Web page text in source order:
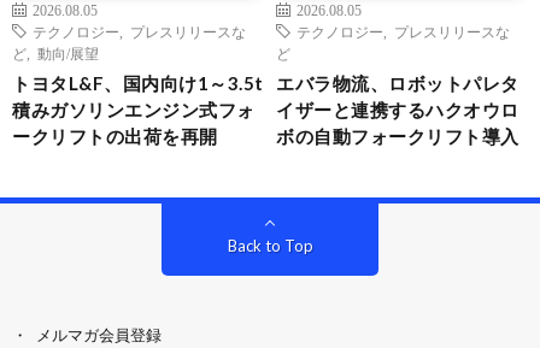
2026.08.05
テクノロジー
プレスリリースな
ど
動向/展望
トヨタL&F、国内向け1～3.5t
積みガソリンエンジン式フォ
ークリフトの出荷を再開
2026.08.05
テクノロジー
プレスリリースな
ど
エバラ物流、ロボットパレタ
イザーと連携するハクオウロ
ボの自動フォークリフト導入
Back to Top
メルマガ会員登録